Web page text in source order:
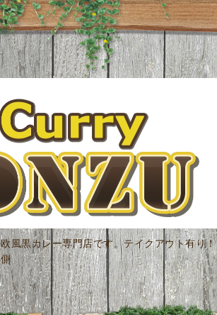
風黒カレー専門店です。テイクアウト有り！